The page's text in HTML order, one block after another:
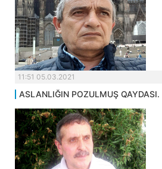
11:51 05.03.2021
ASLANLIĞIN POZULMUŞ QAYDASI.